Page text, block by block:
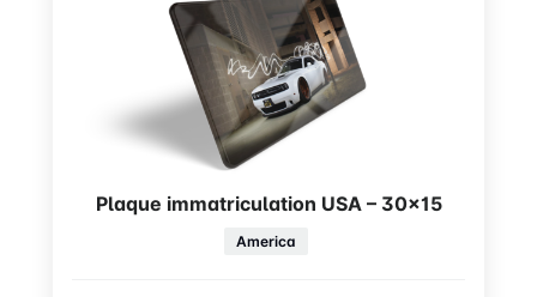
Plaque immatriculation USA – 30×15
America